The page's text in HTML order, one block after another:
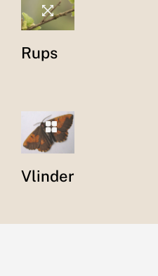
Rups
Vlinder